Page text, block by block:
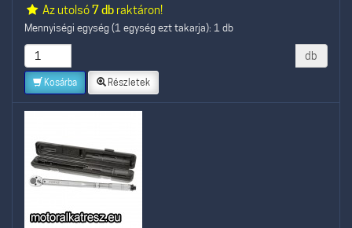
Az utolsó7 dbraktáron!
Mennyiségi egység (1 egység ezt takarja): 1 db
db
Kosárba Részletek